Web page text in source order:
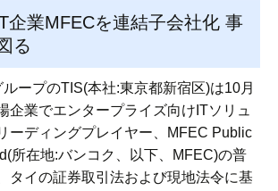
企業MFECを連結子会社化 事
る
ープのTIS(本社:東京都新宿区)は10月
企業でエンタープライズ向けITソリュ
ーディングプレイヤー、MFEC Public
所在地:バンコク、以下、MFEC)の普
タイの証券取引法および現地法令に基